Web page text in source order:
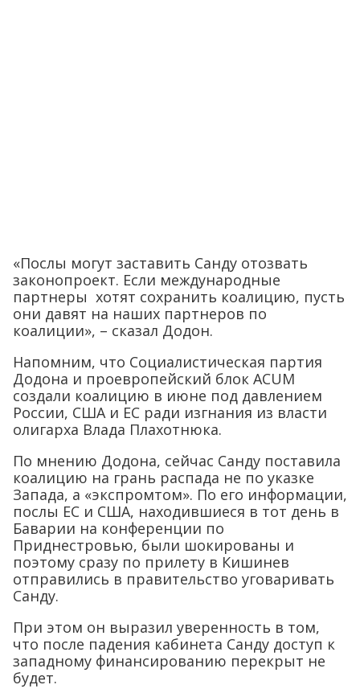
«Послы могут заставить Санду отозвать
законопроект. Если международные
партнеры хотят сохранить коалицию, пусть
они давят на наших партнеров по
коалиции», – сказал Додон.
Напомним, что Социалистическая партия
Додона и проевропейский блок ACUM
создали коалицию в июне под давлением
России, США и ЕС ради изгнания из власти
олигарха Влада Плахотнюка.
По мнению Додона, сейчас Санду поставила
коалицию на грань распада не по указке
Запада, а «экспромтом». По его информации,
послы ЕС и США, находившиеся в тот день в
Баварии на конференции по
Приднестровью, были шокированы и
поэтому сразу по прилету в Кишинев
отправились в правительство уговаривать
Санду.
При этом он выразил уверенность в том,
что после падения кабинета Санду доступ к
западному финансированию перекрыт не
будет.